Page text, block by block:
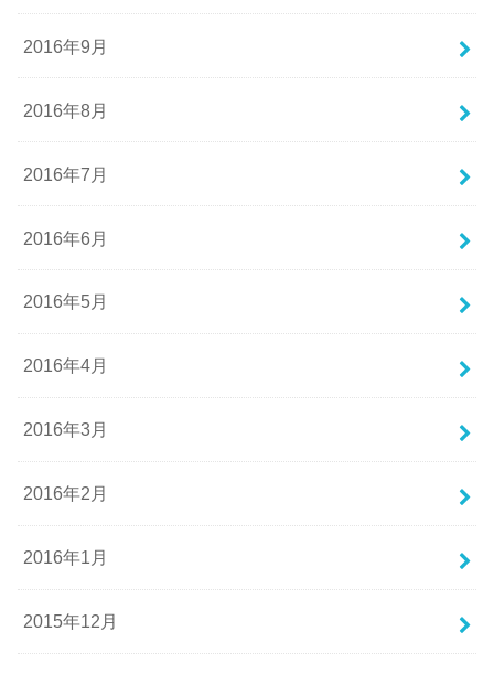
2016年9月
2016年8月
2016年7月
2016年6月
2016年5月
2016年4月
2016年3月
2016年2月
2016年1月
2015年12月